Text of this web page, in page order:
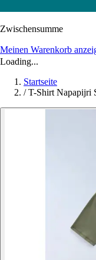
Zwischensumme
Meinen Warenkorb
Loading...
Startseite
/ T-Shirt Napapijri